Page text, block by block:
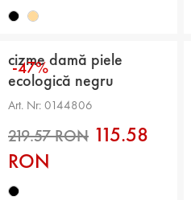
-47%
cizme damă piele
ecologică negru
Art. Nr: 0144806
115.58
RON